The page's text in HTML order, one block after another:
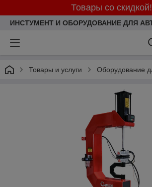
Товары со скидкой!
ИНСТУМЕНТ И ОБОРУДОВАНИЕ ДЛЯ
Товары и услуги Оборудование